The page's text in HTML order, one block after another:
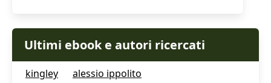
Ultimi ebook e autori ricercati
kingley
alessio ippolito